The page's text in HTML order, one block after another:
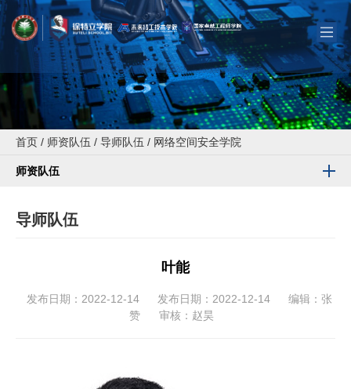
首页 / 师资队伍 / 导师队伍 / 网络空间安全学院
师资队伍
导师队伍
叶能
发布日期：2022-12-14 发布日期：2022-12-14
编辑：张
赞
审核：赵昊